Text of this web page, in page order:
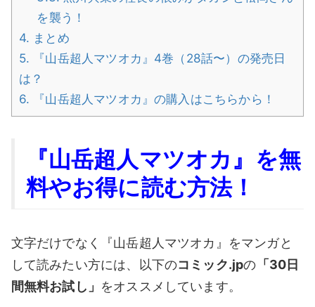
を襲う！
4. まとめ
5. 『山岳超人マツオカ』4巻（28話〜）の発売日
は？
6. 『山岳超人マツオカ』の購入はこちらから！
『山岳超人マツオカ』を無
料やお得に読む方法！
文字だけでなく『山岳超人マツオカ』をマンガと
して読みたい方には、以下のコミック.jpの 「30日
間無料お試し」 をオススメしています。